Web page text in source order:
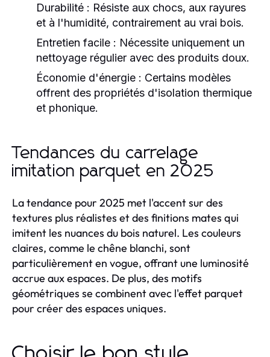
Durabilité : Résiste aux chocs, aux rayures
et à l'humidité, contrairement au vrai bois.
Entretien facile : Nécessite uniquement un
nettoyage régulier avec des produits doux.
Économie d'énergie : Certains modèles
offrent des propriétés d'isolation thermique
et phonique.
Tendances du carrelage
imitation parquet en 2025
La tendance pour 2025 met l'accent sur des
textures plus réalistes et des finitions mates qui
imitent les nuances du bois naturel. Les couleurs
claires, comme le chêne blanchi, sont
particulièrement en vogue, offrant une luminosité
accrue aux espaces. De plus, des motifs
géométriques se combinent avec l'effet parquet
pour créer des espaces uniques.